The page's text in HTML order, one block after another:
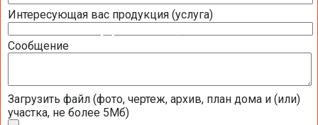
Интересующая вас продукция (услуга)
Сообщение
Загрузить файл (фото, чертеж, архив, план дома и (или)
участка, не более 5Мб)
ТЕПЛОВОЙ НАСОС
ВОЗДУШНЫЕ ТЕПЛОВЫЕ НАСОСЫ